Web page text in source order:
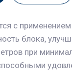
с применением
блока,
при